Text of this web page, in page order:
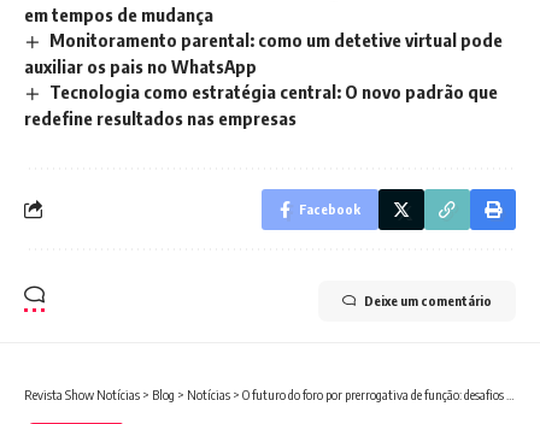
em tempos de mudança
Monitoramento parental: como um detetive virtual pode
auxiliar os pais no WhatsApp
Tecnologia como estratégia central: O novo padrão que
redefine resultados nas empresas
Facebook
Deixe um comentário
Revista Show Notícias > Blog > Notícias > O futuro do foro por prerrogativa de função: desafios e possíveis reformas no sistema judiciário brasileiro